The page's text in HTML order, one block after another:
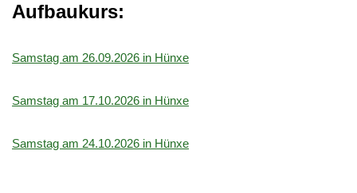
Aufbaukurs:
Samstag am 26.09.2026 in Hünxe
Samstag am 17.10.2026 in Hünxe
Samstag am 24.10.2026 in Hünxe